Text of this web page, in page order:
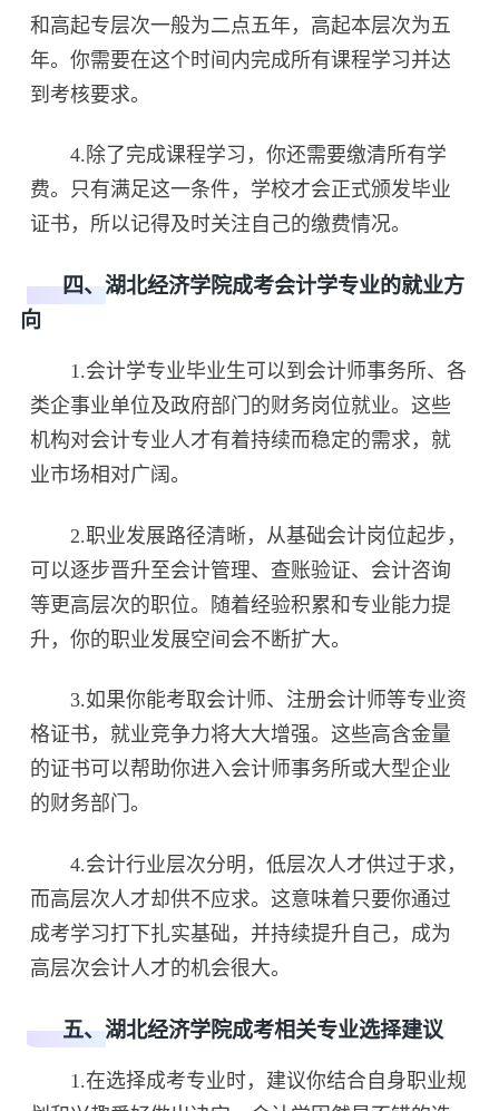
和高起专层次一般为二点五年，高起本层次为五
年。你需要在这个时间内完成所有课程学习并达
到考核要求。
4.除了完成课程学习，你还需要缴清所有学
费。只有满足这一条件，学校才会正式颁发毕业
证书，所以记得及时关注自己的缴费情况。
四、湖北经济学院成考会计学专业的就业方
向
1.会计学专业毕业生可以到会计师事务所、各
类企事业单位及政府部门的财务岗位就业。这些
机构对会计专业人才有着持续而稳定的需求，就
业市场相对广阔。
2.职业发展路径清晰，从基础会计岗位起步，
可以逐步晋升至会计管理、查账验证、会计咨询
等更高层次的职位。随着经验积累和专业能力提
升，你的职业发展空间会不断扩大。
3.如果你能考取会计师、注册会计师等专业资
格证书，就业竞争力将大大增强。这些高含金量
的证书可以帮助你进入会计师事务所或大型企业
的财务部门。
4.会计行业层次分明，低层次人才供过于求，
而高层次人才却供不应求。这意味着只要你通过
成考学习打下扎实基础，并持续提升自己，成为
高层次会计人才的机会很大。
五、湖北经济学院成考相关专业选择建议
1.在选择成考专业时，建议你结合自身职业规